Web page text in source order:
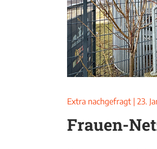
Extra nachgefragt 23.
Frauen-